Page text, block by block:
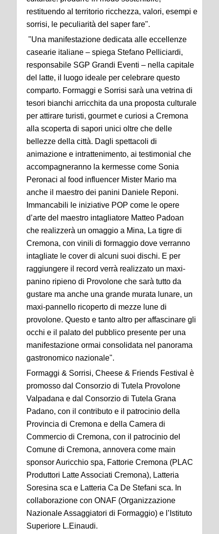
restituendo al territorio ricchezza, valori, esempi e
sorrisi, le peculiarità del saper fare".
"Una manifestazione dedicata alle eccellenze
casearie italiane – spiega Stefano Pelliciardi,
responsabile SGP Grandi Eventi – nella capitale
del latte, il luogo ideale per celebrare questo
comparto. Formaggi e Sorrisi sarà una vetrina di
tesori bianchi arricchita da una proposta culturale
per attirare turisti, gourmet e curiosi a Cremona
alla scoperta di sapori unici oltre che delle
bellezze della città. Dagli spettacoli di
animazione e intrattenimento, ai testimonial che
accompagneranno la kermesse come Sonia
Peronaci al food influencer Mister Mario ma
anche il maestro dei panini Daniele Reponi.
Immancabili le iniziative POP come le opere
d’arte del maestro intagliatore Matteo Padoan
che realizzerà un omaggio a Mina, La tigre di
Cremona, con vinili di formaggio dove verranno
intagliate le cover di alcuni suoi dischi. E per
raggiungere il record verrà realizzato un maxi-
panino ripieno di Provolone che sarà tutto da
gustare ma anche una grande murata lunare, un
maxi-pannello ricoperto di mezze lune di
provolone. Questo e tanto altro per affascinare gli
occhi e il palato del pubblico presente per una
manifestazione ormai consolidata nel panorama
gastronomico nazionale".
Formaggi & Sorrisi, Cheese & Friends Festival è
promosso dal Consorzio di Tutela Provolone
Valpadana e dal Consorzio di Tutela Grana
Padano, con il contributo e il patrocinio della
Provincia di Cremona e della Camera di
Commercio di Cremona, con il patrocinio del
Comune di Cremona, annovera come main
sponsor Auricchio spa, Fattorie Cremona (PLAC
Produttori Latte Associati Cremona), Latteria
Soresina sca e Latteria Ca De Stefani sca. In
collaborazione con ONAF (Organizzazione
Nazionale Assaggiatori di Formaggio) e l’Istituto
Superiore L.Einaudi.